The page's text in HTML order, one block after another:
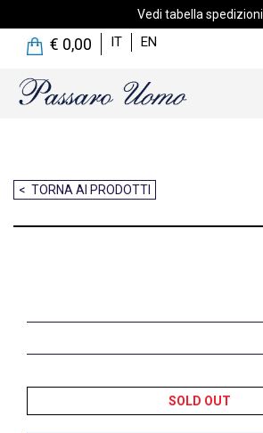
Vedi tabella spedizioni
€ 0,00 IT EN
< TORNA AI PRODOTTI
SOLD OUT